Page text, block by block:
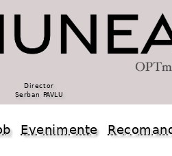
Director
Șerban PAVLU
Evenimente